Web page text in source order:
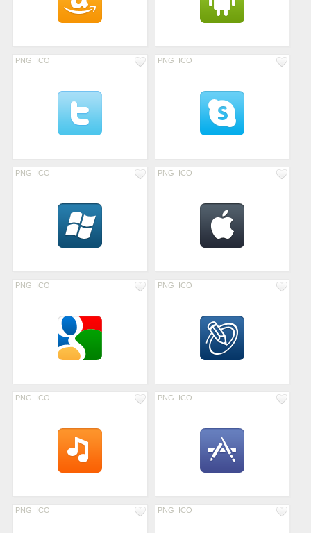
PNG ICO PNG ICO
PNG ICO PNG ICO
PNG ICO PNG ICO
PNG ICO PNG ICO
PNG ICO PNG ICO